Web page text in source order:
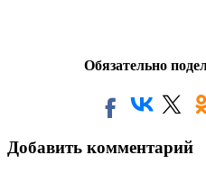
Обязательно
Добавить комментарий